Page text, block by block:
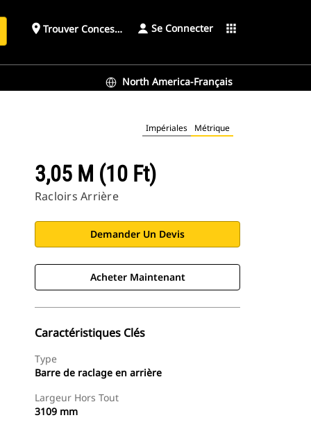
place Trouver ConcessionnaireSe Connecter apps
North America-Français
Impériales Métrique
3,05 M (10 Ft)
Racloirs Arrière
Demander Un Devis
Acheter Maintenant
Caractéristiques Clés
Type
Barre de raclage en arrière
Largeur Hors Tout
3109 mm